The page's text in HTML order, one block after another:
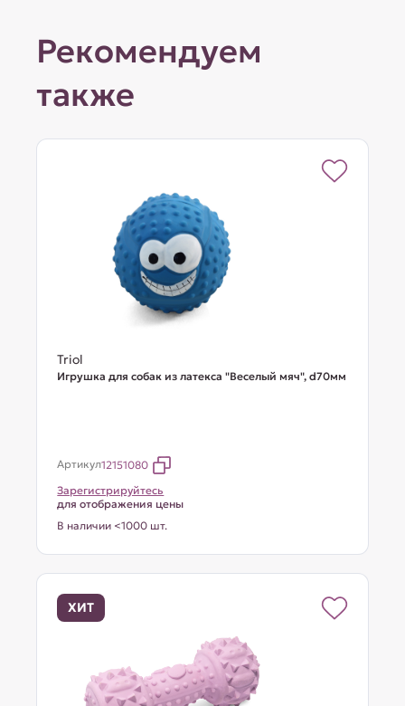
Рекомендуем
также
Triol
Игрушка для собак из латекса "Веселый мяч", d70мм
Артикул12151080
Зарегистрируйтесь
для отображения цены
В наличии <1000 шт.
ХИТ